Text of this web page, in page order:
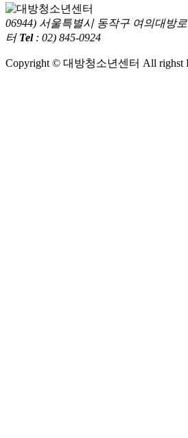
06944) 서울특별시 동작구 여의대방
터 Tel : 02) 845-0924
Copyright © 대방청소년센터 All righst